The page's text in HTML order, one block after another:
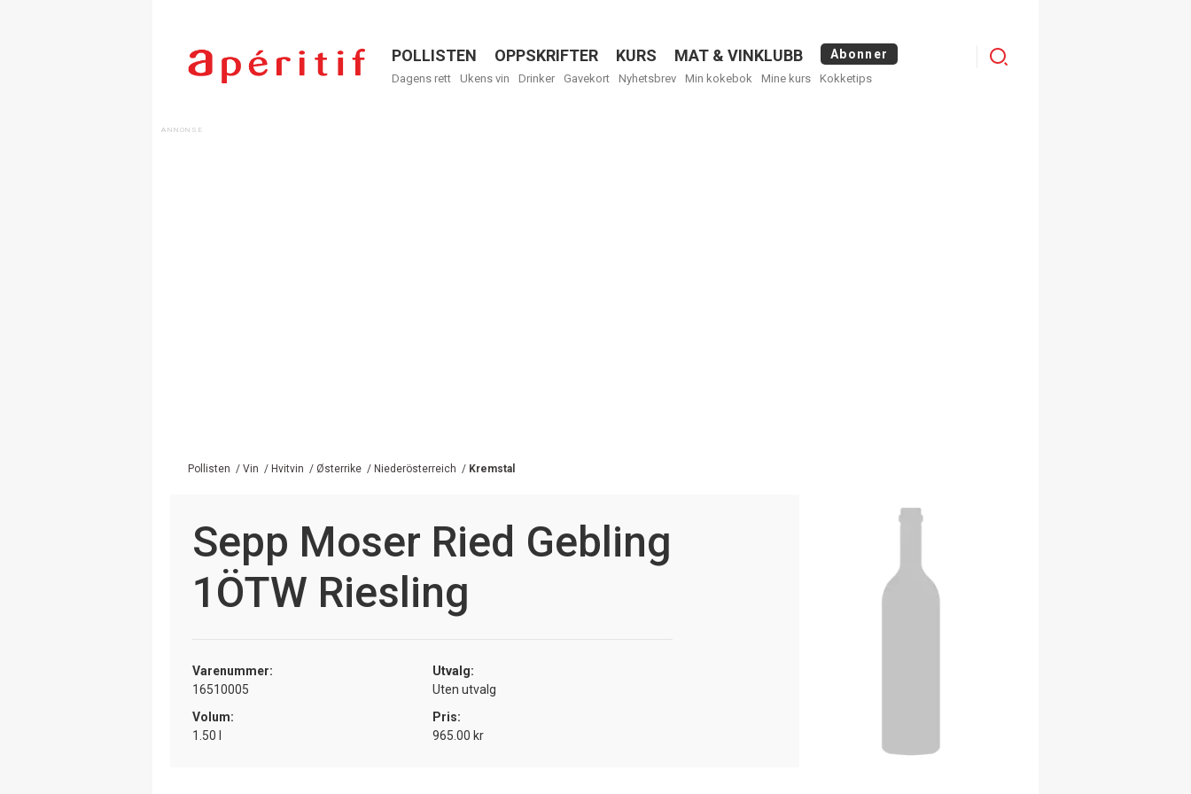
Menu
POLLISTEN OPPSKRIFTER KURS MAT & VINKLUBB Abonner
Dagens rett Ukens vin Drinker Gavekort Nyhetsbrev Min kokebok Mine kurs Kokketips
Menu
Pollisten / Vin / Hvitvin / Østerrike / Niederösterreich / Kremstal
Sepp Moser Ried Gebling
1ÖTW Riesling
Varenummer:
16510005
Utvalg:
Uten utvalg
Volum:
1.50 l
Pris:
965.00 kr